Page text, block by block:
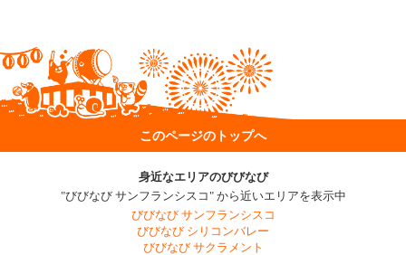
このページのトップへ
身近なエリアのびびなび
"びびなび サンフランシスコ" から近いエリアを表示中
びびなび サンフランシスコ
びびなび シリコンバレー
びびなび サクラメント